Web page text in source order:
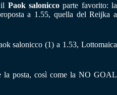
Paok salonicco parte favorito: la
a 1.55, quella del Reijka a
salonicco (1) a 1.53, Lottomaica
la posta, così come la NO GOAL